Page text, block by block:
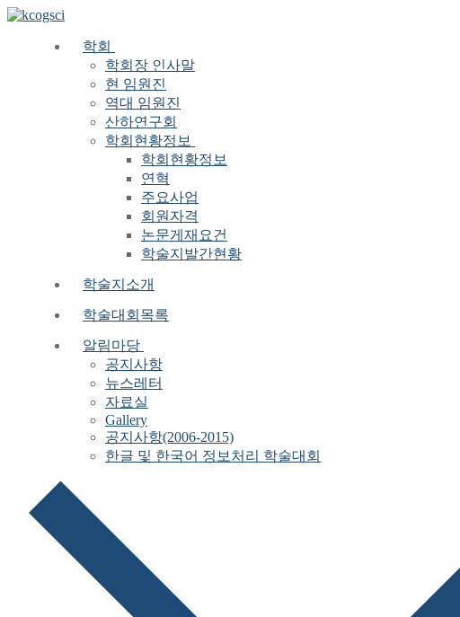
Skip
Menu
Close
학회
학회장 인사말
현 임원진
역대 임원진
산하연구회
학회현황정보
학회현황정보
연혁
주요사업
회원자격
논문게재요건
학술지발간현황
학술지소개
학술대회목록
알림마당
공지사항
뉴스레터
자료실
Gallery
공지사항(2006-2015)
한글 및 한국어 정보처리 학술대회